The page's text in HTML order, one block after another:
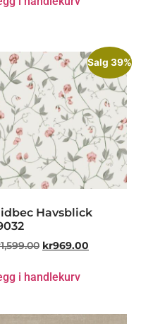
Salg 39%
Havsblick
1,599.00 kr969.00
i handlekurv